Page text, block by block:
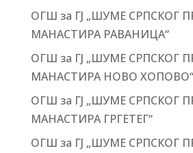
ОГШ за ГЈ „ШУМЕ СРПСКОГ
МАНАСТИРА РАВАНИЦА“
ОГШ за ГЈ „ШУМЕ СРПСКОГ
МАНАСТИРА НОВО ХОПОВО“
ОГШ за ГЈ „ШУМЕ СРПСКОГ
МАНАСТИРА ГРГЕТЕГ“
ОГШ за ГЈ „ШУМЕ СРПСКОГ